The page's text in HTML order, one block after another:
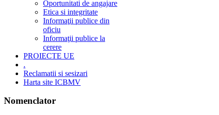
Oportunitati de angajare
Etica si integritate
Informaţii publice din
oficiu
Informaţii publice la
cerere
PROIECTE UE
.
Reclamatii si sesizari
Harta site ICBMV
Nomenclator